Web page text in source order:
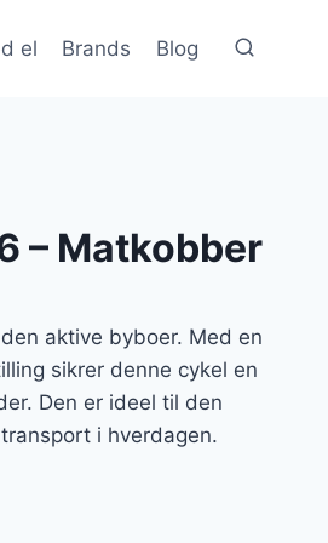
el Brands Blog
– Matkobber
aktive byboer. Med en
sikrer denne cykel en
Den er ideel til den
i hverdagen.